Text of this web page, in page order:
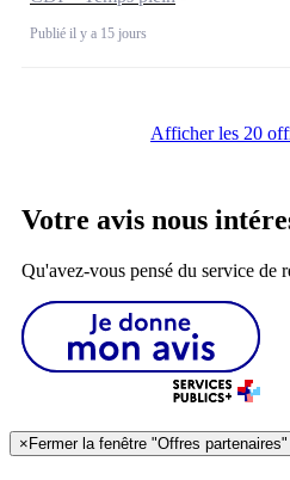
Publié il y a 15 jours
Afficher les 20
Votre avis nous
Qu'avez-vous pensé du service de
×Fermer la fenêtre "Offres partenaires"